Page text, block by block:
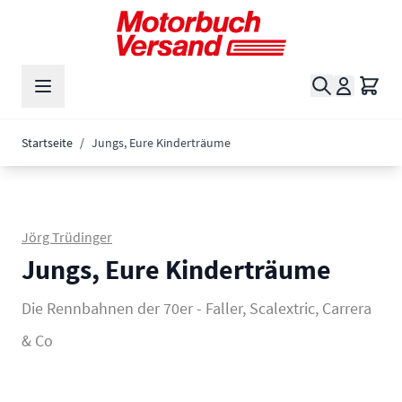
Zum Inhalt springen
Suche
Startseite / Jungs, Eure Kinderträume
Jörg Trüdinger
Jungs, Eure Kinderträume
Die Rennbahnen der 70er - Faller, Scalextric, Carrera
& Co